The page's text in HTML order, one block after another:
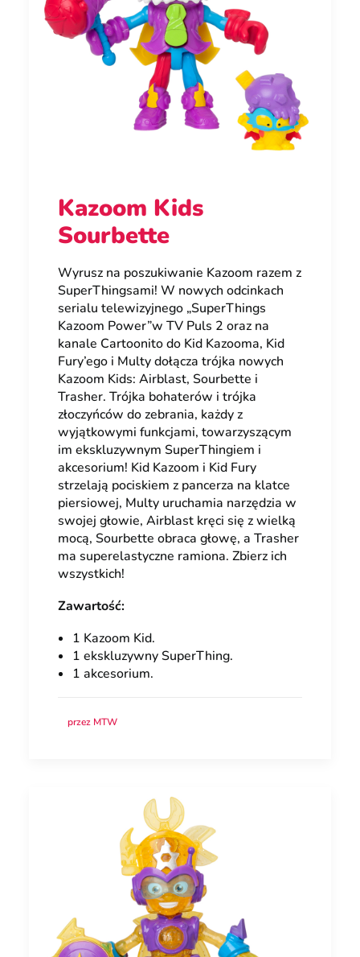
Kazoom Kids
Sourbette
Wyrusz na poszukiwanie Kazoom razem z
SuperThingsami! W nowych odcinkach
serialu telewizyjnego „SuperThings
Kazoom Power”w TV Puls 2 oraz na
kanale Cartoonito do Kid Kazooma, Kid
Fury’ego i Multy dołącza trójka nowych
Kazoom Kids: Airblast, Sourbette i
Trasher. Trójka bohaterów i trójka
złoczyńców do zebrania, każdy z
wyjątkowymi funkcjami, towarzyszącym
im ekskluzywnym SuperThingiem i
akcesorium! Kid Kazoom i Kid Fury
strzelają pociskiem z pancerza na klatce
piersiowej, Multy uruchamia narzędzia w
swojej głowie, Airblast kręci się z wielką
mocą, Sourbette obraca głowę, a Trasher
ma superelastyczne ramiona. Zbierz ich
wszystkich!
Zawartość:
1 Kazoom Kid.
1 ekskluzywny SuperThing.
1 akcesorium.
przez MTW